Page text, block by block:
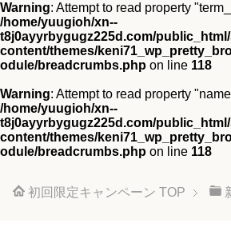
Warning: Attempt to read property
/home/yuugioh/xn--
t8j0ayyrbygugz225d.com/
content/themes/
odule/breadcrumbs.php on line 118
Warning: Attempt to read property
/home/yuugioh/xn--
t8j0ayyrbygugz225d.com/
content/themes/
odule/breadcrumbs.php on line 118
初回限定キャンペーン TOP